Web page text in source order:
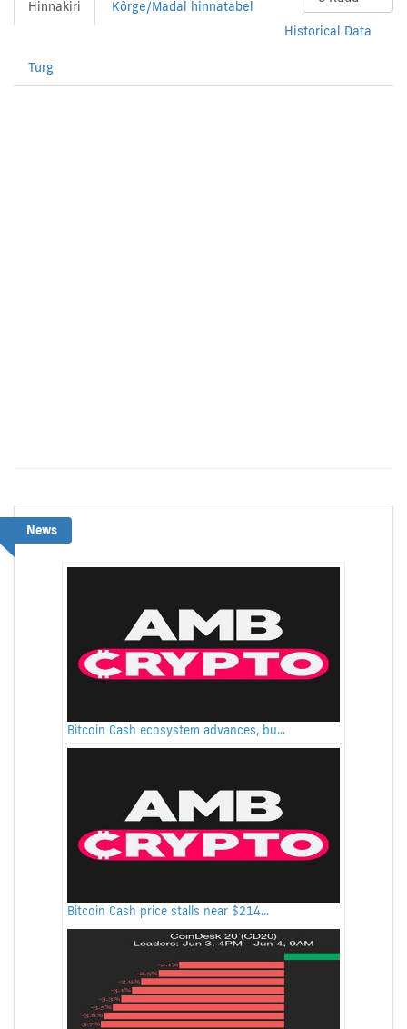
Hinnakiri
Kõrge/Madal hinnatabel
Historical Data
Turg
News
Bitcoin Cash ecosystem advances, bu...
Bitcoin Cash price stalls near $214...